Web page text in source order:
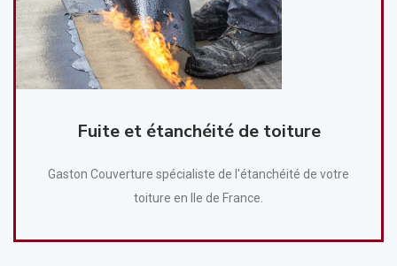
Fuite et étanchéité de toiture
Gaston Couverture spécialiste de l'étanchéité de votre
toiture en Ile de France.